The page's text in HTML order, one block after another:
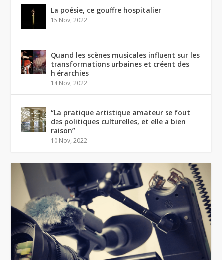
La poésie, ce gouffre hospitalier
15 Nov, 2022
Quand les scènes musicales influent sur les
transformations urbaines et créent des
hiérarchies
14 Nov, 2022
“La pratique artistique amateur se fout
des politiques culturelles, et elle a bien
raison”
10 Nov, 2022